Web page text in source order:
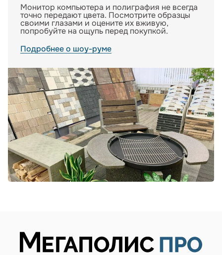
Монитор компьютера и полиграфия не всегда
точно передают цвета. Посмотрите образцы
своими глазами и оцените их вживую,
попробуйте на ощупь перед покупкой.
Подробнее о шоу-руме